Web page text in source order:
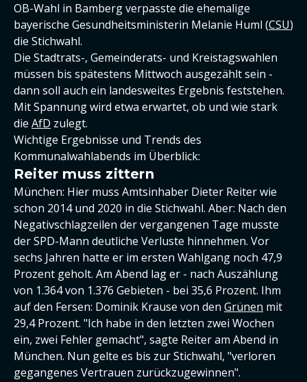
OB-Wahl in Bamberg verpasste die ehemalige
bayerische Gesundheitsministerin Melanie Huml (CSU)
die Stichwahl.
Die Stadtrats-, Gemeinderats- und Kreistagswahlen
müssen bis spätestens Mittwoch ausgezählt sein -
dann soll auch ein landesweites Ergebnis feststehen.
Mit Spannung wird etwa erwartet, ob und wie stark
die AfD zulegt.
Wichtige Ergebnisse und Trends des
Kommunalwahlabends im Überblick:
Reiter muss zittern
München: Hier muss Amtsinhaber Dieter Reiter wie
schon 2014 und 2020 in die Stichwahl. Aber: Nach den
Negativschlagzeilen der vergangenen Tage musste
der SPD-Mann deutliche Verluste hinnehmen. Vor
sechs Jahren hatte er im ersten Wahlgang noch 47,9
Prozent geholt. Am Abend lag er - nach Auszählung
von 1.364 von 1.376 Gebieten - bei 35,6 Prozent. Ihm
auf den Fersen: Dominik Krause von den Grünen mit
29,4 Prozent. "Ich habe in den letzten zwei Wochen
ein, zwei Fehler gemacht", sagte Reiter am Abend in
München. Nun gelte es bis zur Stichwahl, "verloren
gegangenes Vertrauen zurückzugewinnen".